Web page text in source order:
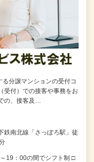
分譲マンションの受付コ
受付）での接客や事務をお
の、接客及…
鉄南北線「さっぽろ駅」徒
19：00の間でシフト制 □